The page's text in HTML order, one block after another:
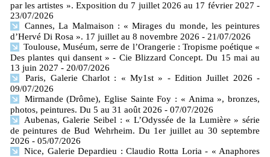
par les artistes ». Exposition du 7 juillet 2026 au 17 février 2027 -
23/07/2026
Cannes, La Malmaison : « Mirages du monde, les peintures
d’Hervé Di Rosa ». 17 juillet au 8 novembre 2026 - 21/07/2026
Toulouse, Muséum, serre de l’Orangerie : Tropisme poétique «
Des plantes qui dansent » - Cie Blizzard Concept. Du 15 mai au
13 juin 2027 - 20/07/2026
Paris, Galerie Charlot : « My1st » - Edition Juillet 2026 -
09/07/2026
Mirmande (Drôme), Eglise Sainte Foy : « Anima », bronzes,
photos, peintures. Du 5 au 31 août 2026 - 07/07/2026
Aubenas, Galerie Seibel : « L’Odyssée de la Lumière » série
de peintures de Bud Wehrheim. Du 1er juillet au 30 septembre
2026 - 05/07/2026
Nice, Galerie Depardieu : Claudio Rotta Loria - « Anaphores